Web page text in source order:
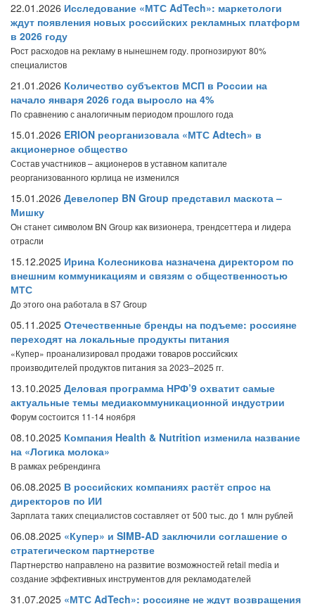
22.01.2026 Исследование «МТС AdTech»: маркетологи
ждут появления новых российских рекламных платформ
в 2026 году
Рост расходов на рекламу в нынешнем году. прогнозируют 80%
специалистов
21.01.2026 Количество субъектов МСП в России на
начало января 2026 года выросло на 4%
По сравнению с аналогичным периодом прошлого года
15.01.2026 ERION реорганизовала «МТС Adtech» в
акционерное общество
Состав участников – акционеров в уставном капитале
реорганизованного юрлица не изменился
15.01.2026 Девелопер BN Group представил маскота –
Мишку
Он станет символом BN Group как визионера, трендсеттера и лидера
отрасли
15.12.2025 Ирина Колесникова назначена директором по
внешним коммуникациям и связям с общественностью
МТС
До этого она работала в S7 Group
05.11.2025 Отечественные бренды на подъеме: россияне
переходят на локальные продукты питания
«Купер» проанализировал продажи товаров российских
производителей продуктов питания за 2023–2025 гг.
13.10.2025 Деловая программа НРФ’9 охватит самые
актуальные темы медиакоммуникационной индустрии
Форум состоится 11-14 ноября
08.10.2025 Компания Health & Nutrition изменила название
на «Логика молока»
В рамках ребрендинга
06.08.2025 В российских компаниях растёт спрос на
директоров по ИИ
Зарплата таких специалистов составляет от 500 тыс. до 1 млн рублей
06.08.2025 «Купер» и SIMB-AD заключили соглашение о
стратегическом партнерстве
Партнерство направлено на развитие возможностей retail media и
создание эффективных инструментов для рекламодателей
31.07.2025 «МТС AdTech»: россияне не ждут возвращения